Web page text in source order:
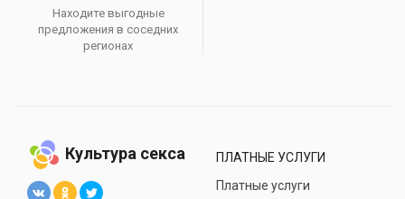
Находите выгодные
предложения в соседних
регионах
Культура секса
ПЛАТНЫЕ УСЛУГИ
Платные услуги